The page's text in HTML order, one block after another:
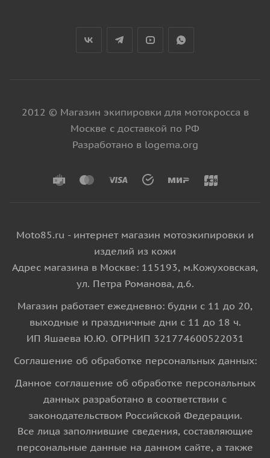
2012 © Магазин экипировки для мотокросса в
Москве с доставкой по РФ
Разработано в logema.org
Moto85.ru - интернет магазин мотоэкипировки и
изделий из кожи
Адрес магазина в Москве: 115193, м.Кожуховская,
ул. Петра Романова, д.6.
Магазин работает ежедневно: будни с 11 до 20,
выходные и праздничные дни с 11 до 18 ч.
ИП Яшаева Ю.Ю. ОГРНИП 321774600522031
Соглашение об обработке персональных данных:
Данное соглашение об обработке персональных
данных разработано в соответствии с
законодательством Российской Федерации.
Все лица заполнившие сведения, составляющие
персональные данные на данном сайте, а также